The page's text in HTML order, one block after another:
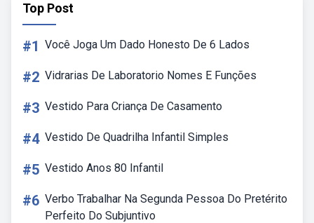
Top Post
#1 Você Joga Um Dado Honesto De 6 Lados
#2 Vidrarias De Laboratorio Nomes E Funções
#3 Vestido Para Criança De Casamento
#4 Vestido De Quadrilha Infantil Simples
#5 Vestido Anos 80 Infantil
#6 Verbo Trabalhar Na Segunda Pessoa Do Pretérito
Perfeito Do Subjuntivo